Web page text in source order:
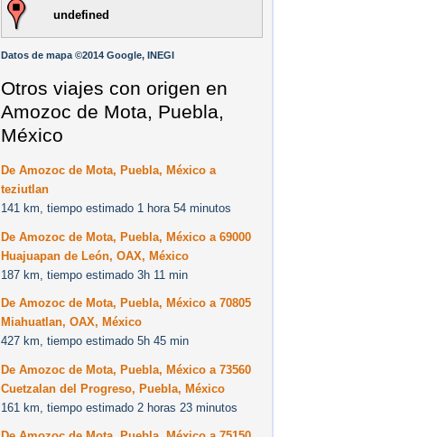
undefined
Datos de mapa ©2014 Google, INEGI
Otros viajes con origen en
Amozoc de Mota, Puebla,
México
De Amozoc de Mota, Puebla, México a
teziutlan
141 km, tiempo estimado 1 hora 54 minutos
De Amozoc de Mota, Puebla, México a 69000
Huajuapan de León, OAX, México
187 km, tiempo estimado 3h 11 min
De Amozoc de Mota, Puebla, México a 70805
Miahuatlan, OAX, México
427 km, tiempo estimado 5h 45 min
De Amozoc de Mota, Puebla, México a 73560
Cuetzalan del Progreso, Puebla, México
161 km, tiempo estimado 2 horas 23 minutos